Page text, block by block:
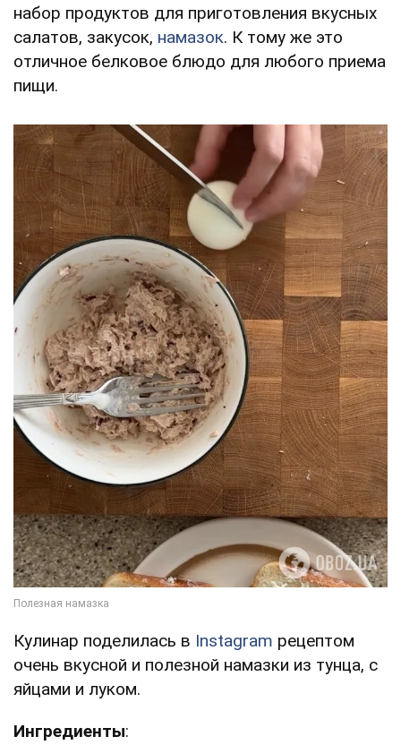
набор продуктов для приготовления вкусных
салатов, закусок, намазок. К тому же это
отличное белковое блюдо для любого приема
пищи.
Кулинар поделилась в Instagram рецептом
очень вкусной и полезной намазки из тунца, с
яйцами и луком.
Ингредиенты: